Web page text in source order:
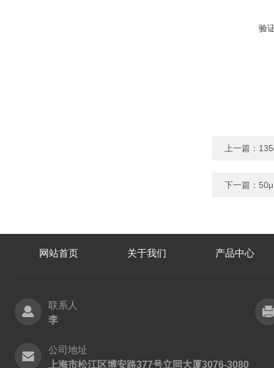
验
上一篇：
下一篇：
网站首页 关于我们 产品中心
联系人
李
公司地址
上海市松江区博安路377号立同大厦3076-3080